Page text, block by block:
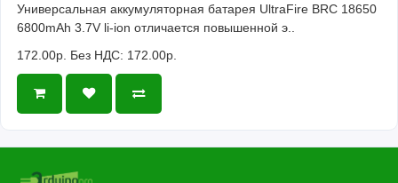
Универсальная аккумуляторная батарея UltraFire BRC 18650
6800mAh 3.7V li-ion отличается повышенной э..
172.00р. Без НДС: 172.00р.